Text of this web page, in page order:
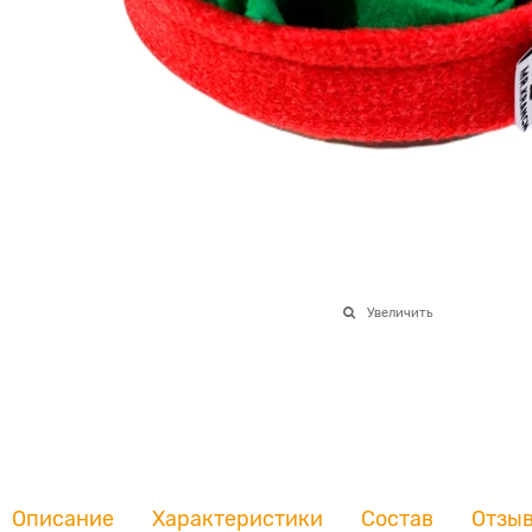
Увеличить
Описание Характеристики Состав